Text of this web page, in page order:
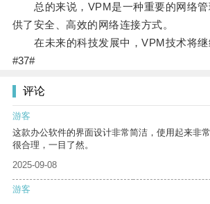
总的来说，VPM是一种重要的网络管
供了安全、高效的网络连接方式。
在未来的科技发展中，VPM技术将继
#37#
评论
游客
这款办公软件的界面设计非常简洁，使用起来非
很合理，一目了然。
2025-09-08
游客